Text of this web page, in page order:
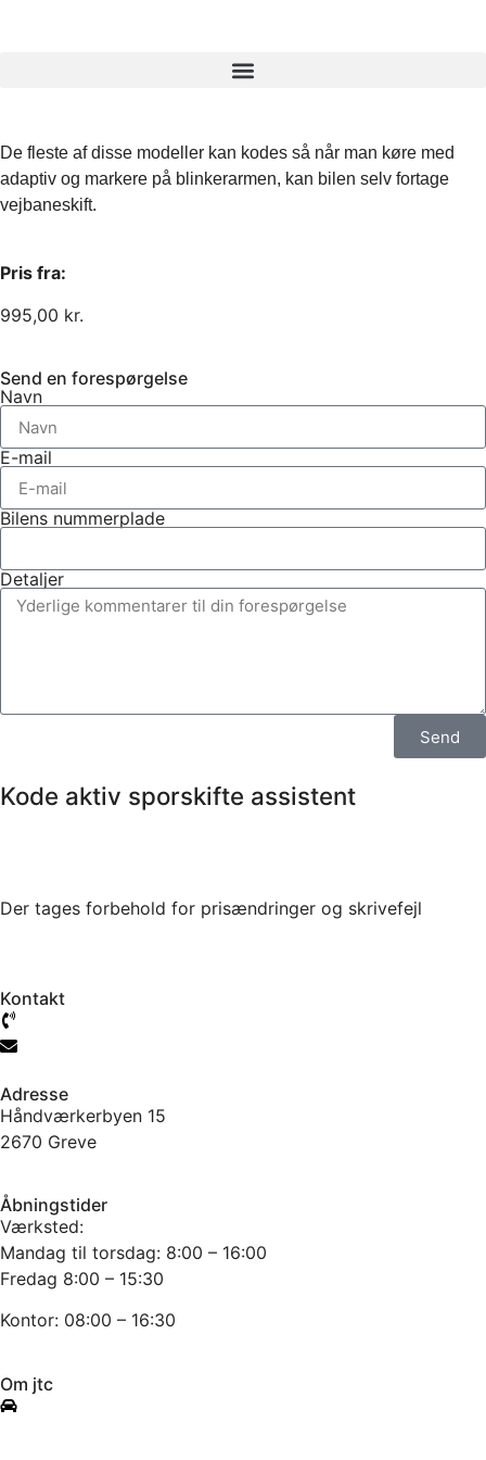
De fleste af disse modeller kan kodes så når man køre med
adaptiv og markere på blinkerarmen, kan bilen selv fortage
vejbaneskift.
Pris fra:
995,00 kr.
Send en forespørgelse
Navn
E-mail
Bilens nummerplade
Detaljer
Send
Kode aktiv sporskifte assistent
Der tages forbehold for prisændringer og skrivefejl
Kontakt
Adresse
Håndværkerbyen 15
2670 Greve
Åbningstider
Værksted:
Mandag til torsdag: 8:00 – 16:00
Fredag 8:00 – 15:30
Kontor: 08:00 – 16:30
Om jtc